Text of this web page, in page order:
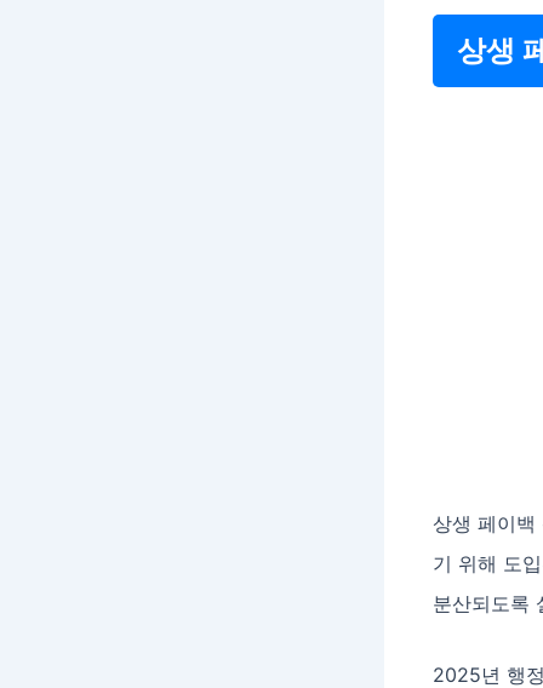
상생
상생 페이
기 위해 도
분산되도록
2025년 행